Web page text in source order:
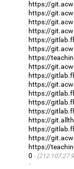
https://
https://
https://
https://
https://
https://
https://
https://
https://
https://
https://
https://
https://
https://
https://
https://
https://
0
·